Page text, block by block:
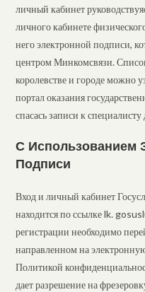
личный кабинет
личного кабинете
него электронной подписи,
центром Минкомсвязи.
королевстве и городе можно
портал оказания
спасась записи к специалисту
С Использованием
Подписи
Вход и личный кабинет
находится по ссылке lk.
регистрации необходимо
направленном на
Политикой
дает разрешение на